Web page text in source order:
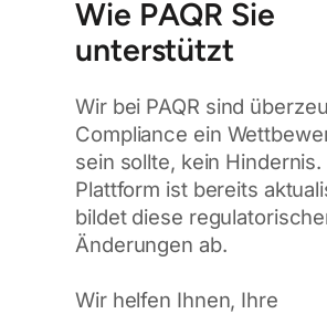
Wie PAQR Sie
unterstützt
Wir bei PAQR sind
Compliance ein
sein sollte, kein
Plattform ist bereits
bildet diese
Änderungen ab.
Wir helfen Ihnen, Ihre